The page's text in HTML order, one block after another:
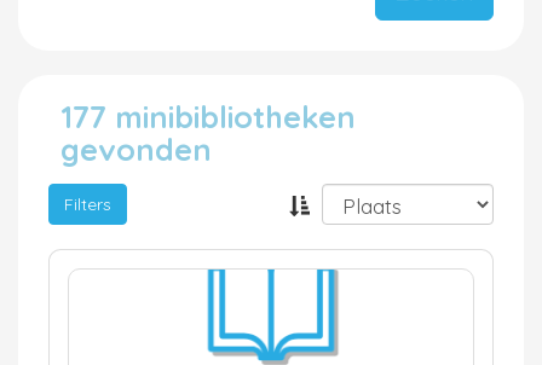
177 minibibliotheken
gevonden
Filters